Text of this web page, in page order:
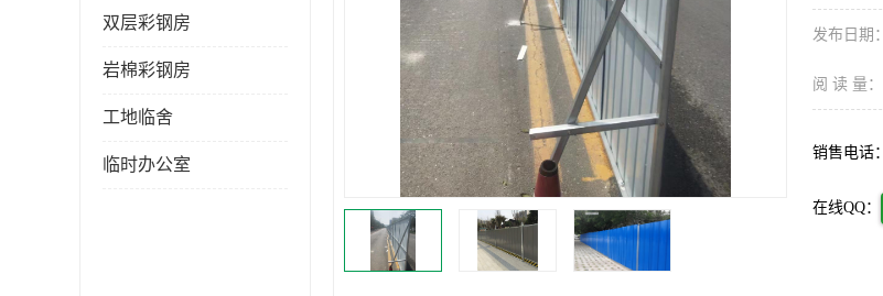
双层彩钢房
岩棉彩钢房
工地临舍
临时办公室
发布日期：
阅 读 量：
销售电话：
在线QQ：